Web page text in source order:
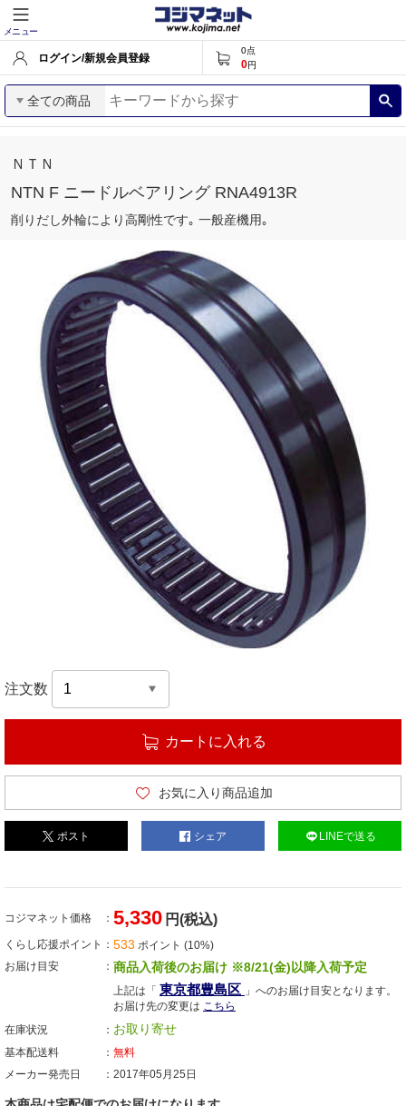
メニュー
ログイン/新規会員登録
0点
0円
全ての商品
ＮＴＮ
NTN F ニードルベアリング RNA4913R
削りだし外輪により高剛性です｡ 一般産機用｡
注文数
カートに入れる
お気に入り商品追加
ポスト シェア LINEで送る
コジマネット価格 5,330 円(税込)
くらし応援ポイント 533 ポイント (10%)
お届け目安
商品入荷後のお届け ※8/21(金)以降入荷予定
上記は「 東京都豊島区 」へのお届け目安となります。
お届け先の変更は こちら
在庫状況
お取り寄せ
基本配送料
無料
メーカー発売日
2017年05月25日